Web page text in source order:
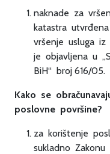
naknade za
katastra
vršenje usluga
je objavljena u
BiH“ broj 616/05.
Kako se
poslovne površine?
za korištenje
sukladno